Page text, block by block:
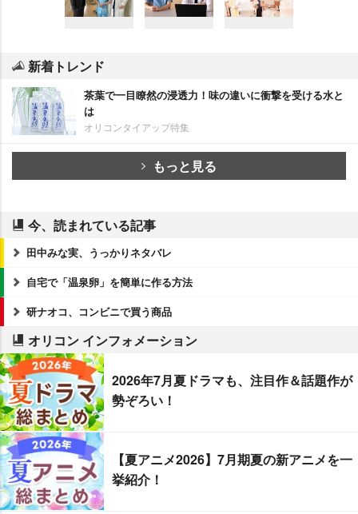
新着トレンド
茶葉で一目瞭然の浸透力！味の違いに衝撃を受ける水と
は
オリコンタイアップ特集
もっと見る
今、読まれている記事
田中みな実、うっかりネタバレ
自宅で「温泉卵」を簡単に作る方法
研ナオコ、コンビニで買う商品
オリコン インフォメーション
2026年7月夏ドラマも、注目作＆話題作が
勢ぞろい！
【夏アニメ2026】7月期夏の新アニメを一
挙紹介！